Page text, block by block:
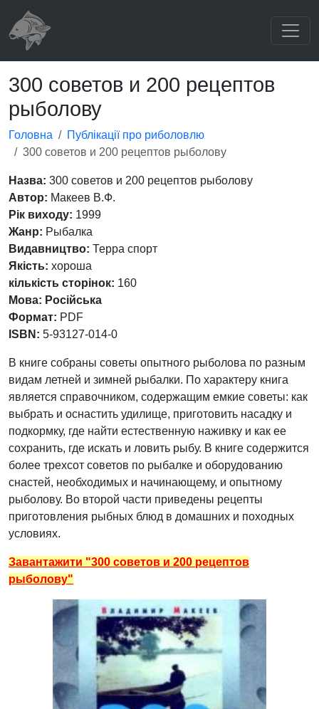
300 советов и 200 рецептов
рыболову
Головна
Публікації про риболовлю
300 советов и 200 рецептов рыболову
Назва: 300 советов и 200 рецептов рыболову
Автор: Макеев В.Ф.
Рік виходу: 1999
Жанр: Рыбалка
Видавництво: Терра спорт
Якість: хороша
кількість сторінок: 160
Мова: Російська
Формат: PDF
ISBN: 5-93127-014-0
В книге собраны советы опытного рыболова по разным
видам летней и зимней рыбалки. По характеру книга
является справочником, содержащим емкие советы: как
выбрать и оснастить удилище, приготовить насадку и
подкормку, где найти естественную наживку и как ее
сохранить, где искать и ловить рыбу. В книге содержится
более трехсот советов по рыбалке и оборудованию
снастей, необходимых и начинающему, и опытному
рыболову. Во второй части приведены рецепты
приготовления рыбных блюд в домашних и походных
условиях.
Завантажити "300 советов и 200 рецептов
рыболову"